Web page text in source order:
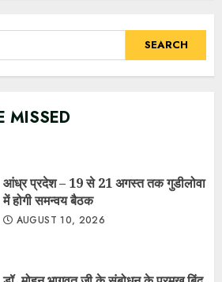
MISSED
आंध्र प्रदेश – 19 से 21 अगस्त तक गुडीलोवा
में होगी समन्वय बैठक
AUGUST 10, 2026